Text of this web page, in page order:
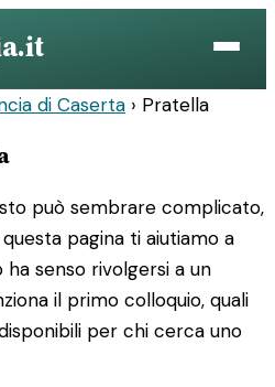
di Caserta › Pratella
può sembrare complicato,
pagina ti aiutiamo a
senso rivolgersi a un
il primo colloquio, quali
per chi cerca uno